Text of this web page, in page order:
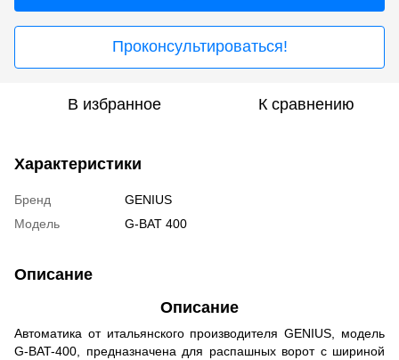
Проконсультироваться!
В избранное К сравнению
Характеристики
Бренд
GENIUS
Модель
G-BAT 400
Описание
Описание
Автоматика от итальянского производителя GENIUS, модель
G-BAT-400, предназначена для распашных ворот с шириной